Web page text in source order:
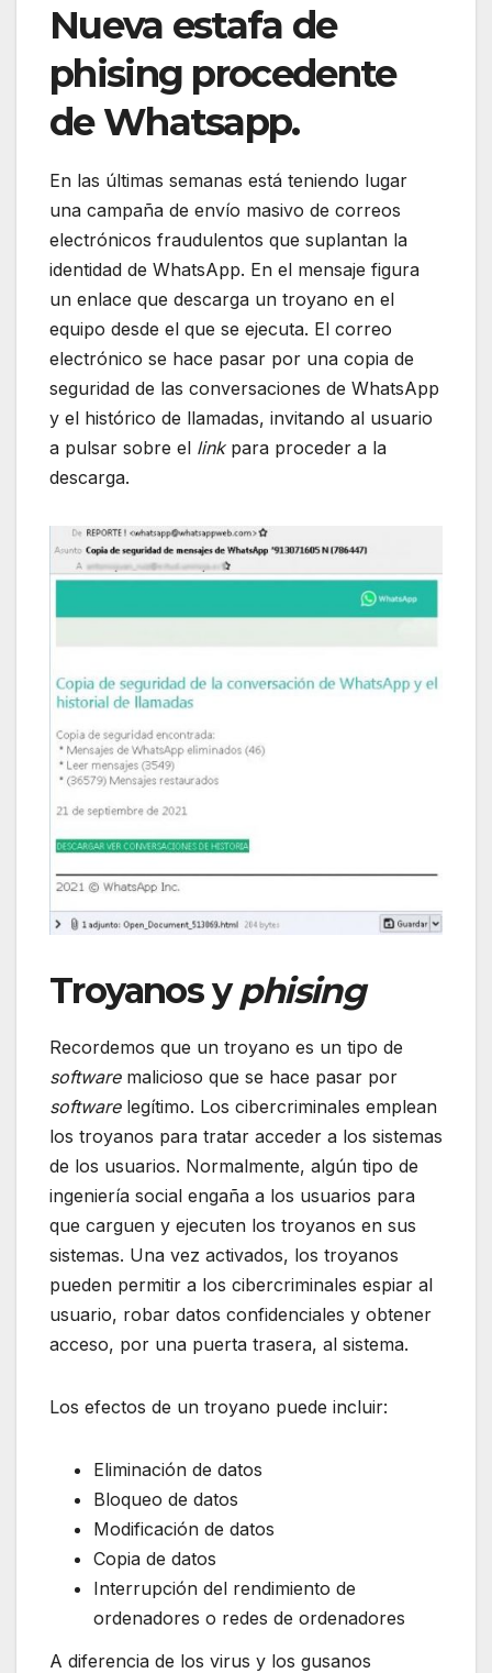
Nueva estafa de
phising procedente
de Whatsapp.
En las últimas semanas está teniendo lugar
una campaña de envío masivo de correos
electrónicos fraudulentos que suplantan la
identidad de WhatsApp. En el mensaje figura
un enlace que descarga un troyano en el
equipo desde el que se ejecuta. El correo
electrónico se hace pasar por una copia de
seguridad de las conversaciones de WhatsApp
y el histórico de llamadas, invitando al usuario
a pulsar sobre el linkpara proceder a la
descarga.
Troyanos yphising
Recordemos que un troyano es un tipo de
softwaremalicioso que se hace pasar por
softwarelegítimo. Los cibercriminales emplean
los troyanos para tratar acceder a los sistemas
de los usuarios. Normalmente, algún tipo de
ingeniería social engaña a los usuarios para
que carguen y ejecuten los troyanos en sus
sistemas. Una vez activados, los troyanos
pueden permitir a los cibercriminales espiar al
usuario, robar datos confidenciales y obtener
acceso, por una puerta trasera, al sistema.
Los efectos de un troyano puede incluir:
Eliminación de datos
Bloqueo de datos
Modificación de datos
Copia de datos
Interrupción del rendimiento de
ordenadores o redes de ordenadores
A diferencia de los virus y los gusanos